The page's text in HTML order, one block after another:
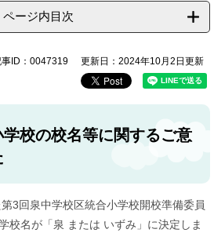
ページ内目次
事ID：0047319 更新日：2024年10月2日更新
学校の校名等に関するご意
3回泉中学校区統合小学校開校準備委員
校名が「泉 または いずみ」に決定しま